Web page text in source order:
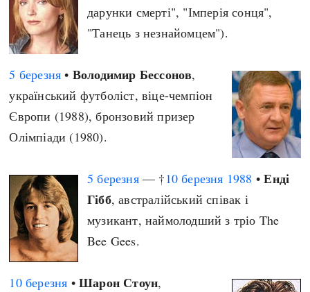
дарунки смерті", "Імперія сонця",
"Танець з незнайомцем").
5 березня • Володимир Бессонов,
український футболіст, віце-чемпіон
Європи (1988), бронзовий призер
Олімпіади (1980).
5 березня— †10 березня 1988 •Енді
Гібб, австралійський співак і
музикант, наймолодший з тріо The
Bee Gees.
10 березня •Шарон Стоун,